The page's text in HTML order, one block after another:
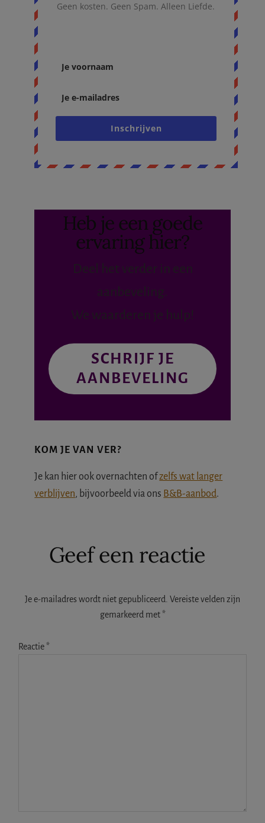
Geen kosten. Geen Spam. Alleen Liefde.
Inschrijven
Heb je een goede
ervaring hier?
Deel het verder in een
aanbeveling.
We waarderen je hulp!
SCHRIJF JE
AANBEVELING
KOM JE VAN VER?
Je kan hier ook overnachten ofzelfs wat langer
verblijven, bijvoorbeeld via ons B&B-aanbod.
Lees
Interacties
Geef een reactie
Je e-mailadres wordt niet gepubliceerd. Vereiste velden zijn
gemarkeerd met *
Reactie *